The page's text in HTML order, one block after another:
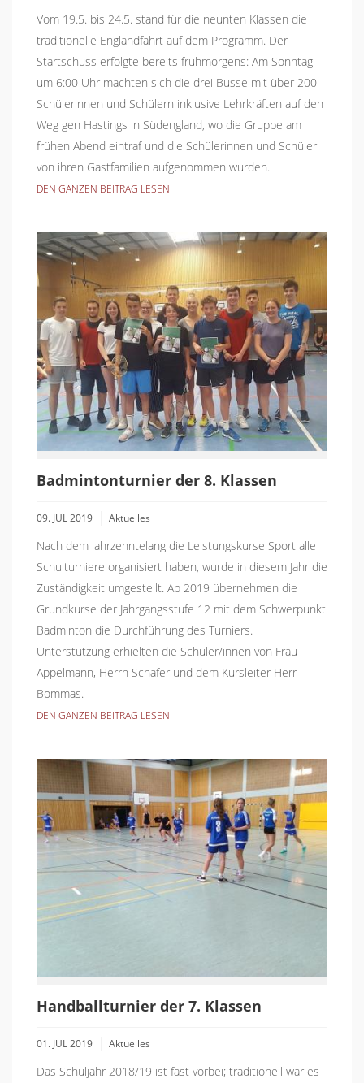
Vom 19.5. bis 24.5. stand für die neunten Klassen die
traditionelle Englandfahrt auf dem Programm. Der
Startschuss erfolgte bereits frühmorgens: Am Sonntag
um 6:00 Uhr machten sich die drei Busse mit über 200
Schülerinnen und Schülern inklusive Lehrkräften auf den
Weg gen Hastings in Südengland, wo die Gruppe am
frühen Abend eintraf und die Schülerinnen und Schüler
von ihren Gastfamilien aufgenommen wurden.
DEN GANZEN BEITRAG LESEN
Badmintonturnier der 8. Klassen
09. JUL 2019 Aktuelles
Nach dem jahrzehntelang die Leistungskurse Sport alle
Schulturniere organisiert haben, wurde in diesem Jahr die
Zuständigkeit umgestellt. Ab 2019 übernehmen die
Grundkurse der Jahrgangsstufe 12 mit dem Schwerpunkt
Badminton die Durchführung des Turniers.
Unterstützung erhielten die Schüler/innen von Frau
Appelmann, Herrn Schäfer und dem Kursleiter Herr
Bommas.
DEN GANZEN BEITRAG LESEN
Handballturnier der 7. Klassen
01. JUL 2019 Aktuelles
Das Schuljahr 2018/19 ist fast vorbei; traditionell war es